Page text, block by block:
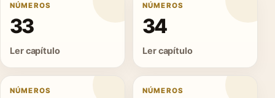
NÚMEROS
33
Ler capítulo
NÚMEROS
34
Ler capítulo
NÚMEROS NÚMEROS